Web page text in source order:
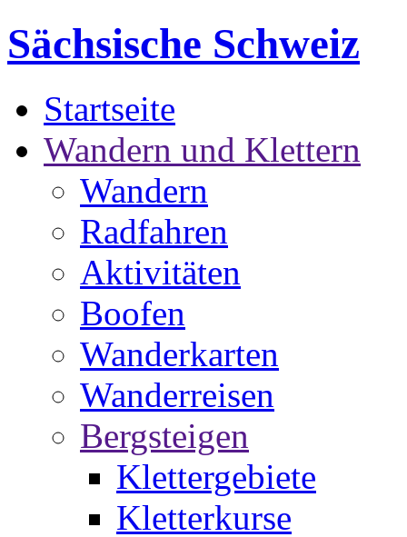
Sächsische Schweiz
Startseite
Wandern und Klettern
Wandern
Radfahren
Aktivitäten
Boofen
Wanderkarten
Wanderreisen
Bergsteigen
Klettergebiete
Kletterkurse